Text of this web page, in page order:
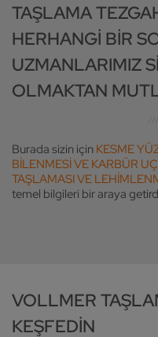
TAŞLAMA
HERHANGI BIR
UZMANLARIMIZ
OLMAKTAN
Burada sizin için KESME
BILENMESI VE KARBÜR
TAŞLAMASI VE
temel bilgileri bir araya
VOLLMER
KEŞFEDIN